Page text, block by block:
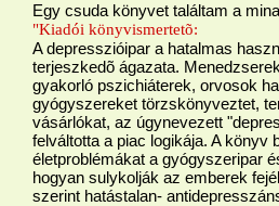
Egy csuda könyvet találtam a
"Kiadói könyvismertetõ:
A depresszióipar a hatalmas
terjeszkedõ ágazata.
gyakorló pszichiáterek, orvosok
gyógyszereket törzskönyveztet,
vásárlókat, az úgynevezett
felváltotta a piac logikája. A könyv
életproblémákat a gyógyszeripar
hogyan sulykolják az emberek
szerint hatástalan-